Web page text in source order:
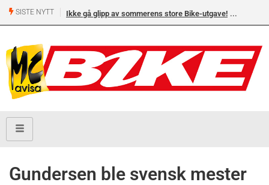
SISTE NYTT Ikke gå glipp av sommerens store Bike-utgave!
Gundersen ble svensk mester